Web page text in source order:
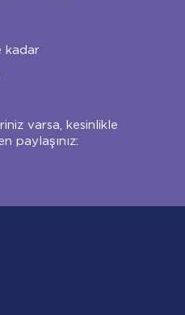
kadar
varsa, kesinlikle
paylaşınız: